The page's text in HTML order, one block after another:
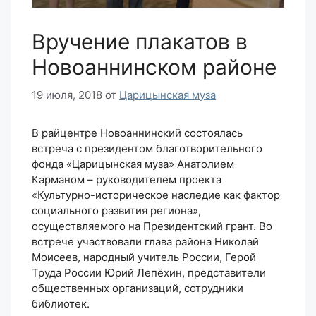
Вручение плакатов в
Новоаннинском районе
19 июля, 2018 от Царицынская муза
В райцентре Новоаннинский состоялась
встреча с президентом благотворительного
фонда «Царицынская муза» Анатолием
Карманом – руководителем проекта
«Культурно-историческое наследие как фактор
социального развития региона»,
осуществляемого на Президентский грант. Во
встрече участвовали глава района Николай
Моисеев, народный учитель России, Герой
Труда России Юрий Лепёхин, представители
общественных организаций, сотрудники
библиотек.